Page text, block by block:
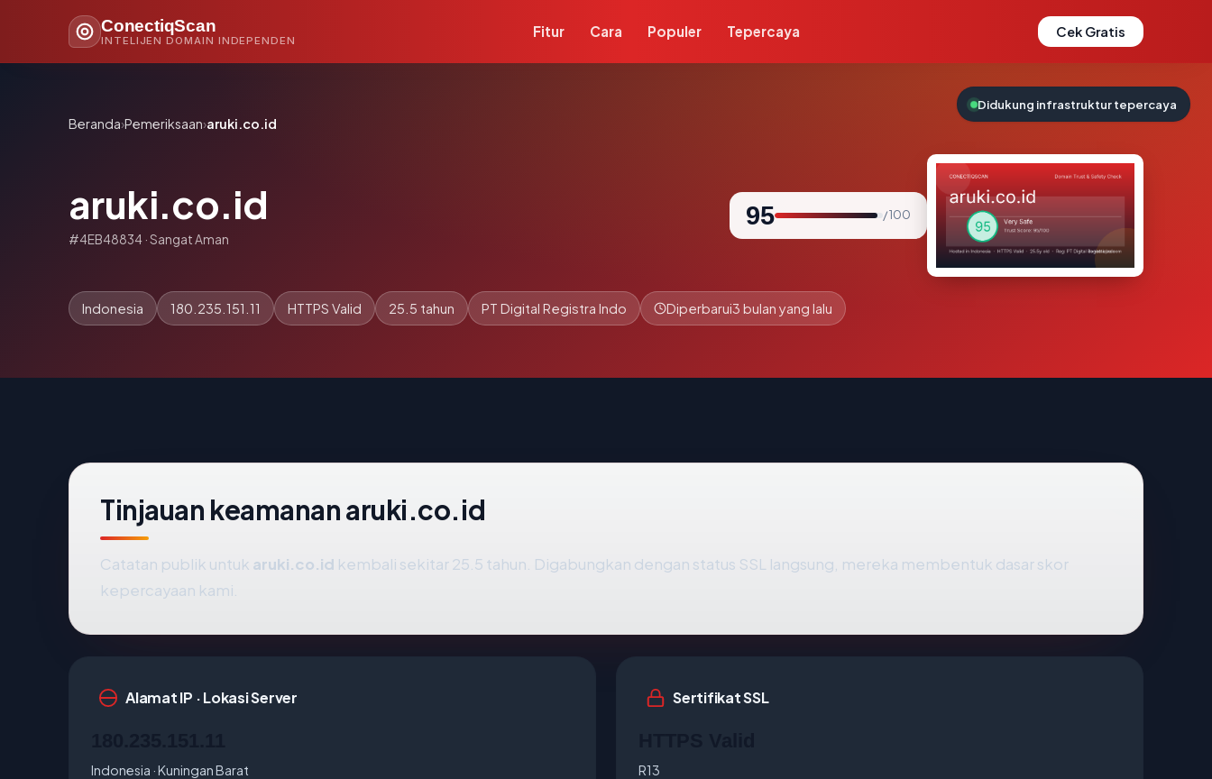
ConectiqScan
INTELIJEN DOMAIN INDEPENDEN
Fitur Cara Populer Tepercaya Cek Gratis
Beranda›Pemeriksaan›aruki.co.id
aruki.co.id
#4EB48834 · Sangat Aman
95 / 100
Indonesia 180.235.151.11 HTTPS Valid 25.5 tahun PT Digital Registra Indo Diperbarui3 bulan yang lalu
Tinjauan keamanan aruki.co.id
Catatan publik untuk aruki.co.id kembali sekitar 25.5 tahun. Digabungkan dengan status SSL langsung, mereka membentuk dasar skor
kepercayaan kami.
Alamat IP · Lokasi Server
Indonesia · Kuningan Barat
Sertifikat SSL
R13
Didukung infrastruktur tepercaya